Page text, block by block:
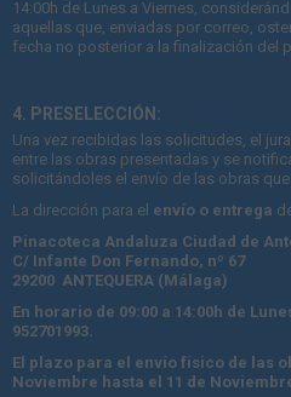
14:00h de Lunes a Viernes,
aquellas que, enviadas por correo,
fecha no posterior a la finalización del
4. PRESELECCIÓN:
Una vez recibidas las solicitudes, el
entre las obras presentadas y se
solicitándoles el envío de las obras
La dirección para el envío o entrega
Pinacoteca Andaluza Ciudad de
C/ Infante Don Fernando, nº 67
29200 ANTEQUERA (Málaga)
En horario de 09:00 a 14:00h de
952701993.
El plazo para el envío físico de las
Noviembre hasta el 11 de